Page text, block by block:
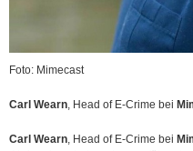
Foto: Mimecast
Carl Wearn, Head of E-Crime bei
Carl Wearn, Head of E-Crime bei